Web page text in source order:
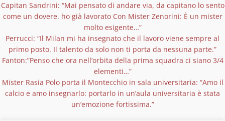
Capitan Sandrini: “Mai pensato di andare via, da capitano lo sento
come un dovere. ho già lavorato Con Mister Zenorini: È un mister
molto esigente…”
Perrucci: “Il Milan mi ha insegnato che il lavoro viene sempre al
primo posto. Il talento da solo non ti porta da nessuna parte.”
Fanton:”Penso che ora nell’orbita della prima squadra ci siano 3/4
elementi…”
Mister Rasia Polo porta il Montecchio in sala universitaria: “Amo il
calcio e amo insegnarlo: portarlo in un’aula universitaria è stata
un’emozione fortissima.”